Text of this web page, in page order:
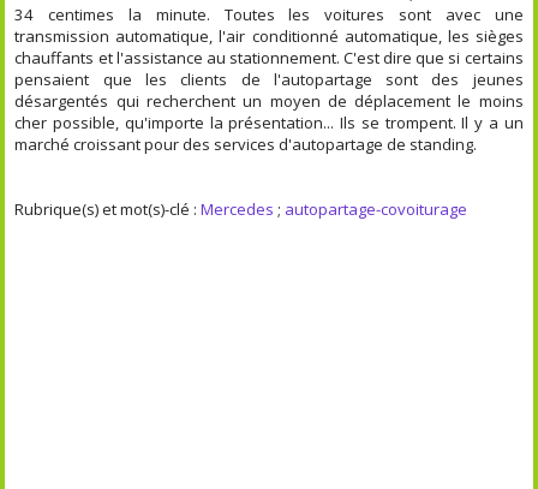
34 centimes la minute. Toutes les voitures sont avec une
transmission automatique, l'air conditionné automatique, les sièges
chauffants et l'assistance au stationnement. C'est dire que si certains
pensaient que les clients de l'autopartage sont des jeunes
désargentés qui recherchent un moyen de déplacement le moins
cher possible, qu'importe la présentation... Ils se trompent. Il y a un
marché croissant pour des services d'autopartage de standing.
Rubrique(s) et mot(s)-clé :Mercedes ; autopartage-covoiturage